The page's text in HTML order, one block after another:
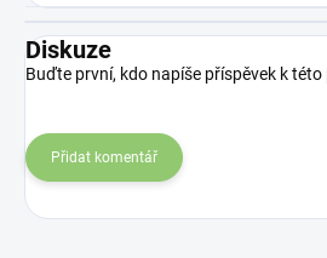
Diskuze
Buďte první, kdo napíše příspěvek k této
Přidat komentář